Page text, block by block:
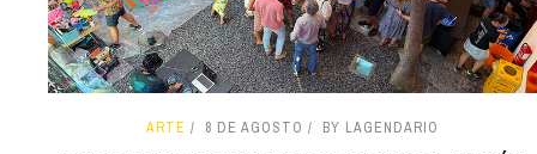
ARTE 8 DE AGOSTO BY LAGENDARIO